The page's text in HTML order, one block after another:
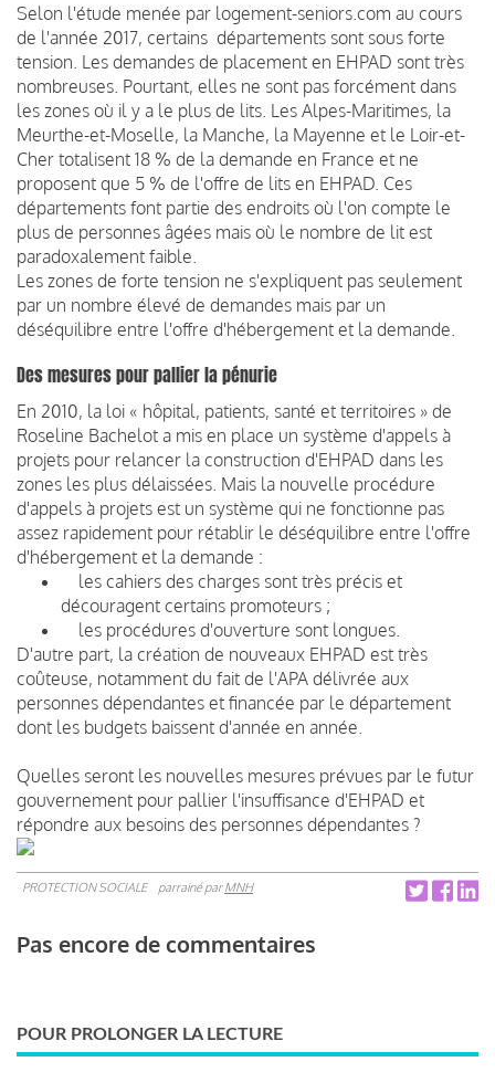
Selon l'étude menée par logement-seniors.com au cours
de l'année 2017, certains départements sont sous forte
tension. Les demandes de placement en EHPAD sont très
nombreuses. Pourtant, elles ne sont pas forcément dans
les zones où il y a le plus de lits. Les Alpes-Maritimes, la
Meurthe-et-Moselle, la Manche, la Mayenne et le Loir-et-
Cher totalisent 18 % de la demande en France et ne
proposent que 5 % de l'offre de lits en EHPAD. Ces
départements font partie des endroits où l'on compte le
plus de personnes âgées mais où le nombre de lit est
paradoxalement faible.
Les zones de forte tension ne s'expliquent pas seulement
par un nombre élevé de demandes mais par un
déséquilibre entre l'offre d'hébergement et la demande.
Des mesures pour pallier la pénurie
En 2010, la loi « hôpital, patients, santé et territoires » de
Roseline Bachelot a mis en place un système d'appels à
projets pour relancer la construction d'EHPAD dans les
zones les plus délaissées. Mais la nouvelle procédure
d'appels à projets est un système qui ne fonctionne pas
assez rapidement pour rétablir le déséquilibre entre l'offre
d'hébergement et la demande :
les cahiers des charges sont très précis et
découragent certains promoteurs ;
les procédures d'ouverture sont longues.
D'autre part, la création de nouveaux EHPAD est très
coûteuse, notamment du fait de l'APA délivrée aux
personnes dépendantes et financée par le département
dont les budgets baissent d'année en année.
Quelles seront les nouvelles mesures prévues par le futur
gouvernement pour pallier l'insuffisance d'EHPAD et
répondre aux besoins des personnes dépendantes ?
PROTECTION SOCIALE parrainé parMNH
Pas encore de commentaires
POUR PROLONGER LA LECTURE